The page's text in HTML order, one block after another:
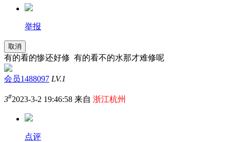
举报
取消
有的看的惨还好修 有的看不的水那才难修呢
会员1488097 LV.1
3#2023-3-2 19:46:58 来自 浙江杭州
点评